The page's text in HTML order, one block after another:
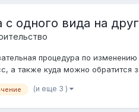
одного вида на
процедура по
а также куда можно обратится
(и еще 3 )